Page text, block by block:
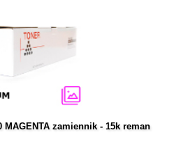
MAGENTA zamiennik - 15k reman